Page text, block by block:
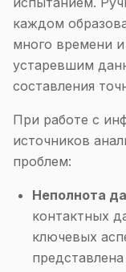
каждом
много времени
устаревшим
составления
При работе с
источников
проблем:
Неполнота
контактных
ключевых